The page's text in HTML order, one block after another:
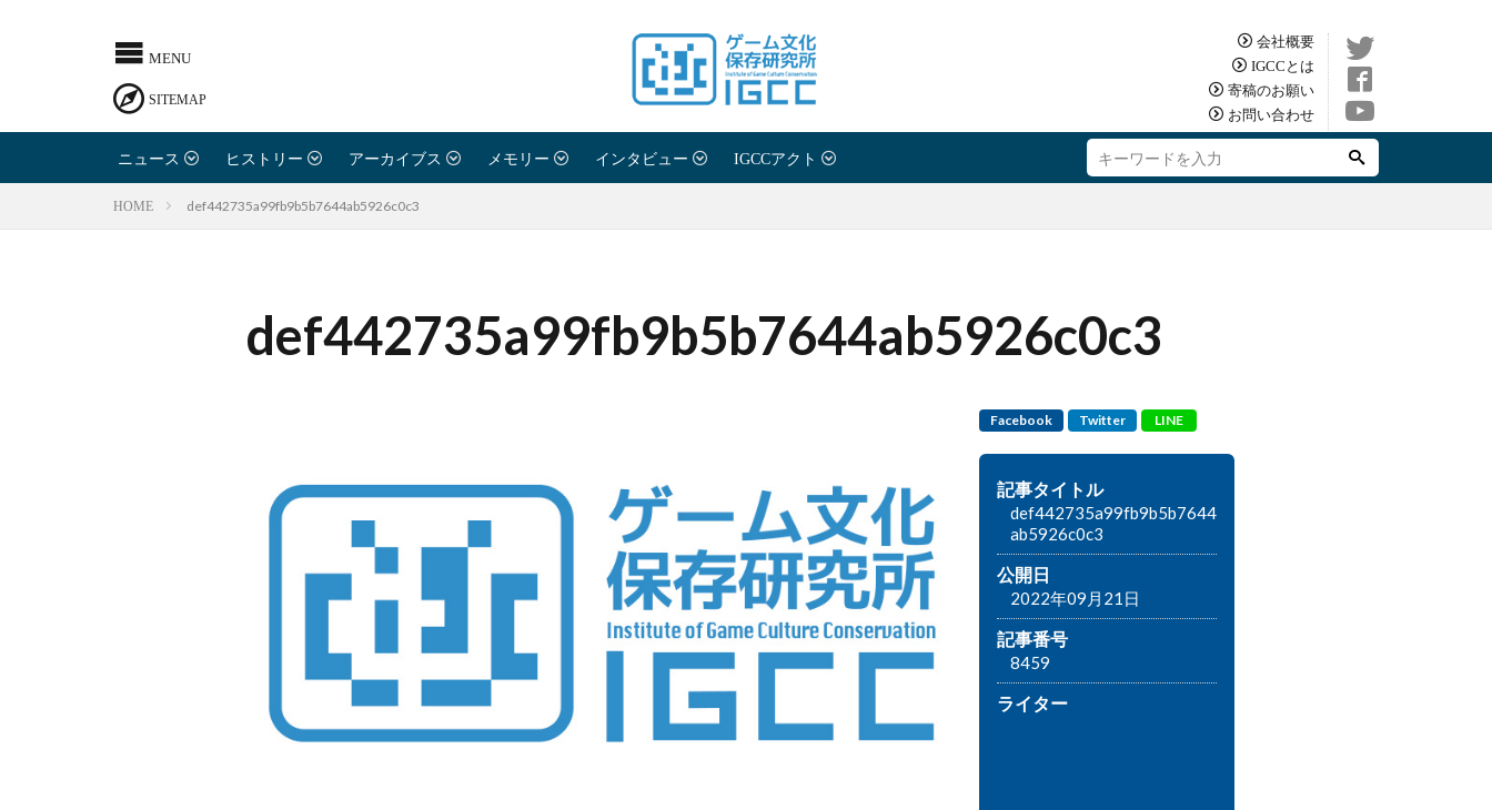
会社概要
IGCCとは
寄稿のお願い
お問い合わせ
ニュース ヒストリー アーカイブス メモリー インタビュー IGCCアクト
HOME def442735a99fb9b5b7644ab5926c0c3
def442735a99fb9b5b7644ab5926c0c3
Facebook Twitter LINE
記事タイトル
def442735a99fb9b5b7644
ab5926c0c3
公開日
2022年09月21日
記事番号
8459
ライター